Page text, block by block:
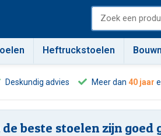
Heftruckstoelen
Deskundig advies Meer dan 40 jaar
beste stoelen zijn goed